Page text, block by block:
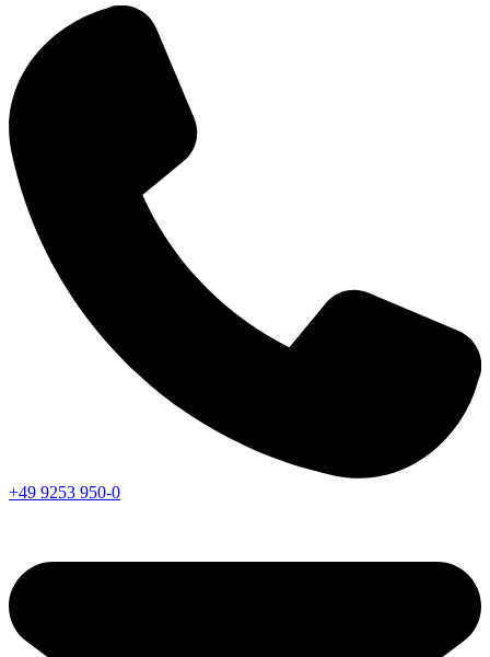
+49 9253 950-0